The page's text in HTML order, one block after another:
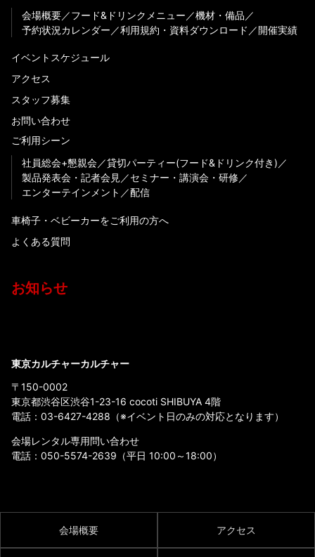
会場概要
フード&ドリンクメニュー
機材・備品
予約状況カレンダー
利用規約・資料ダウンロード 開催実績
イベントスケジュール
アクセス
スタッフ募集
お問い合わせ
ご利用シーン
社員総会+懇親会
貸切パーティー(フード&ドリンク付き)
製品発表会・記者会見
セミナー・講演会・研修
エンターテインメント
配信
車椅子・ベビーカーをご利用の方へ
よくある質問
お知らせ
東京カルチャーカルチャー
〒150-0002
東京都渋谷区渋谷1-23-16 cocoti SHIBUYA 4階
電話： 03-6427-4288 （※イベント日のみの対応となります）
会場レンタル専用問い合わせ
電話： 050-5574-2639 （平日 10:00～18:00）
会場概要 アクセス